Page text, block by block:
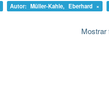
Autor: Müller-Kahle, Eberhard ×
Mostrar